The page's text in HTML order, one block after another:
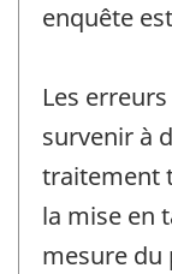
enquête
Les
survenir à
traitement
la mise en
mesure du